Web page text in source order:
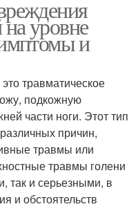
уровне
и
травматическое
подкожную
части ноги. Этот тип
причин,
травмы или
травмы голени
так и серьезными, в
и обстоятельств